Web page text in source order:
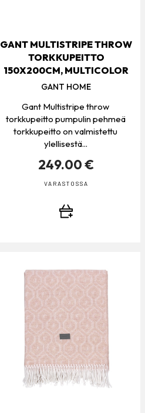
GANT MULTISTRIPE THROW
TORKKUPEITTO
150X200CM, MULTICOLOR
GANT HOME
Gant Multistripe throw
torkkupeitto pumpulin pehmeä
torkkupeitto on valmistettu
ylellisestä...
249.00 €
VARASTOSSA